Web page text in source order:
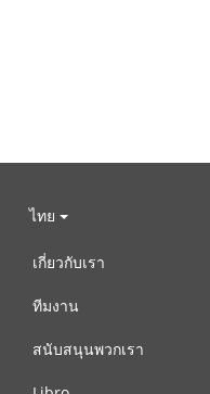
ไทย
เกี่ยวกับเรา
ทีมงาน
สนับสนุนพวกเรา